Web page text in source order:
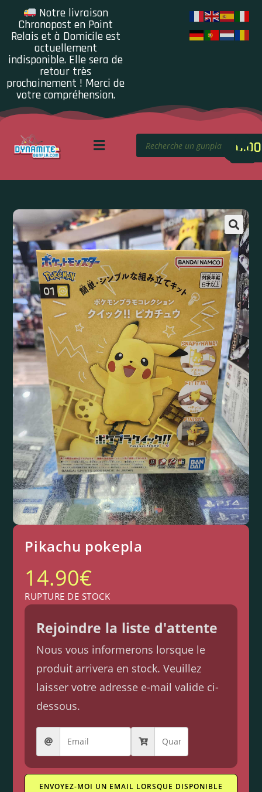
Notre livraison
Chronopost en Point
Relais et à Domicile est
actuellement
indisponible. Elle sera de
retour très
prochainement ! Merci de
votre compréhension.
0.00
Pikachu pokepla
14.90€
RUPTURE DE STOCK
Rejoindre la liste d'attente
Nous vous informerons lorsque le
produit arrivera en stock. Veuillez
laisser votre adresse e-mail valide ci-
dessous.
ENVOYEZ-MOI UN EMAIL LORSQUE DISPONIBLE